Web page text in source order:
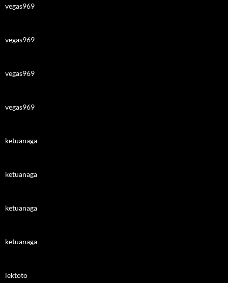
vegas969
vegas969
vegas969
vegas969
ketuanaga
ketuanaga
ketuanaga
ketuanaga
lektoto